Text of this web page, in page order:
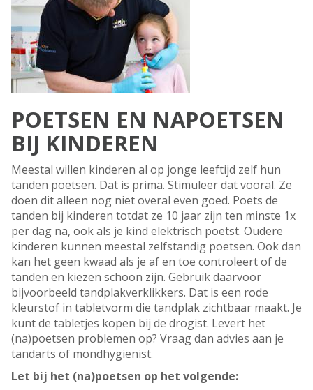
POETSEN EN NAPOETSEN
BIJ KINDEREN
Meestal willen kinderen al op jonge leeftijd zelf hun
tanden poetsen. Dat is prima. Stimuleer dat vooral. Ze
doen dit alleen nog niet overal even goed. Poets de
tanden bij kinderen totdat ze 10 jaar zijn ten minste 1x
per dag na, ook als je kind elektrisch poetst. Oudere
kinderen kunnen meestal zelfstandig poetsen. Ook dan
kan het geen kwaad als je af en toe controleert of de
tanden en kiezen schoon zijn. Gebruik daarvoor
bijvoorbeeld tandplakverklikkers. Dat is een rode
kleurstof in tabletvorm die tandplak zichtbaar maakt. Je
kunt de tabletjes kopen bij de drogist. Levert het
(na)poetsen problemen op? Vraag dan advies aan je
tandarts of mondhygiënist.
Let bij het (na)poetsen op het volgende: